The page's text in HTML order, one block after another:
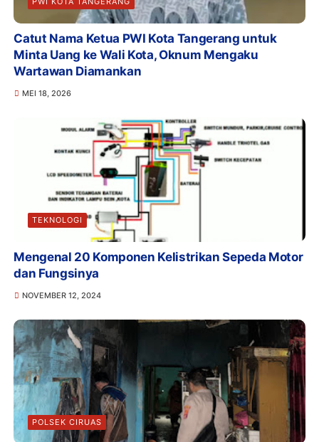
Catut Nama Ketua PWI Kota Tangerang untuk
Minta Uang ke Wali Kota, Oknum Mengaku
Wartawan Diamankan
MEI 18, 2026
TEKNOLOGI
Mengenal 20 Komponen Kelistrikan Sepeda Motor
dan Fungsinya
NOVEMBER 12, 2024
POLSEK CIRUAS